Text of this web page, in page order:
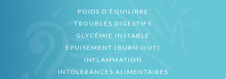
POIDS D’ÉQUILIBRE
TROUBLES DIGESTIFS
GLYCÉMIE INSTABLE
ÉPUISEMENT (BURN-OUT)
INFLAMMATION
INTOLÉRANCES ALIMENTAIRES